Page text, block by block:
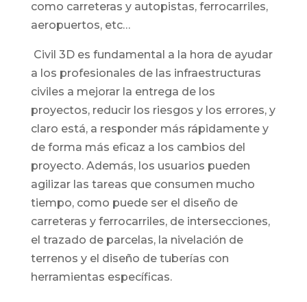
como carreteras y autopistas, ferrocarriles,
aeropuertos, etc…
Civil 3D es fundamental a la hora de ayudar
a los profesionales de las infraestructuras
civiles a mejorar la entrega de los
proyectos, reducir los riesgos y los errores, y
claro está, a responder más rápidamente y
de forma más eficaz a los cambios del
proyecto. Además, los usuarios pueden
agilizar las tareas que consumen mucho
tiempo, como puede ser el diseño de
carreteras y ferrocarriles, de intersecciones,
el trazado de parcelas, la nivelación de
terrenos y el diseño de tuberías con
herramientas específicas.